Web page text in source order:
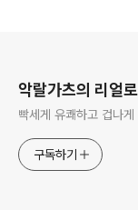
악랄가츠의 리얼
빡세게 유쾌하고 겁나
구독하기